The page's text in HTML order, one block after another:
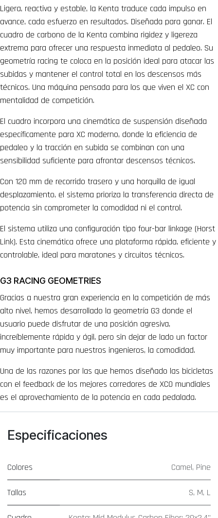
Ligera, reactiva y estable, la Kenta traduce cada impulso en
avance, cada esfuerzo en resultados. Diseñada para ganar. El
cuadro de carbono de la Kenta combina rigidez y ligereza
extrema para ofrecer una respuesta inmediata al pedaleo. Su
geometría racing te coloca en la posición ideal para atacar las
subidas y mantener el control total en los descensos más
técnicos. Una máquina pensada para los que viven el XC con
mentalidad de competición.
El cuadro incorpora una cinemática de suspensión diseñada
específicamente para XC moderno, donde la eficiencia de
pedaleo y la tracción en subida se combinan con una
sensibilidad suficiente para afrontar descensos técnicos.
Con 120 mm de recorrido trasero y una horquilla de igual
desplazamiento, el sistema prioriza la transferencia directa de
potencia sin comprometer la comodidad ni el control.
El sistema utiliza una configuración tipo four-bar linkage (Horst
Link). Esta cinemática ofrece una plataforma rápida, eficiente y
controlable, ideal para maratones y circuitos técnicos.
G3 RACING GEOMETRIES
Gracias a nuestra gran experiencia en la competición de más
alto nivel, hemos desarrollado la geometría G3 donde el
usuario puede disfrutar de una posición agresiva,
increíblemente rápida y ágil, pero sin dejar de lado un factor
muy importante para nuestros ingenieros, la comodidad.
Una de las razones por las que hemos diseñado las bicicletas
con el feedback de los mejores corredores de XCO mundiales
es el aprovechamiento de la potencia en cada pedalada.
Especificaciones
Colores Camel, Pine
Tallas S, M, L